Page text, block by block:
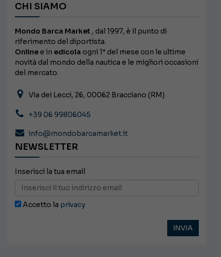
CHI SIAMO
Mondo Barca Market , dal 1997, è il punto di
riferimento del diportista.
Online e in edicola ogni 1° del mese con le ultime
novità dal mondo della nautica e le migliori occasioni
del mercato.
Via dei Lecci, 26, 00062 Bracciano (RM)
+39 06 99806045
info@mondobarcamarket.it
NEWSLETTER
Inserisci la tua email
Accetto la privacy